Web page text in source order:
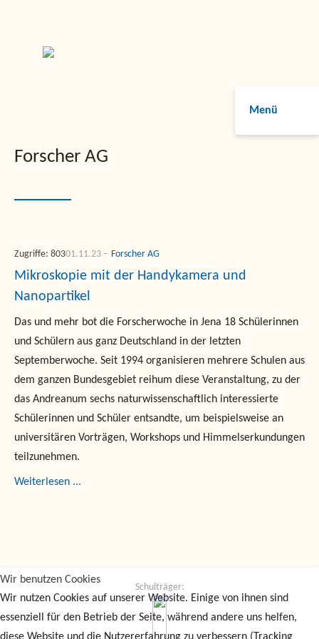
Menü
Forscher AG
Mikroskopie mit der Handykamera und
Nanopartikel
Das und mehr bot die Forscherwoche in Jena 18 Schülerinnen
und Schülern aus ganz Deutschland in der letzten
Septemberwoche. Seit 1994 organisieren mehrere Schulen aus
dem ganzen Bundesgebiet reihum diese Veranstaltung, zu der
das Andreanum sechs naturwissenschaftlich interessierte
Schülerinnen und Schüler entsandte, um beispielsweise an
universitären Vorträgen, Workshops und Himmelserkundungen
teilzunehmen.
Forscher AG
01.11.23
Zugriffe: 803
Weiterlesen ...
Schulträger:
Wir benutzen Cookies
Wir nutzen Cookies auf unserer Website. Einige von ihnen sind
essenziell für den Betrieb der Seite, während andere uns helfen,